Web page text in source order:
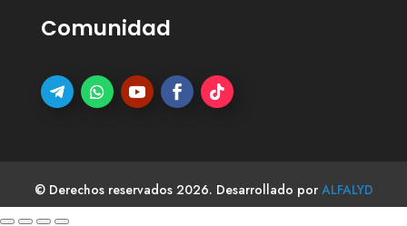
Comunidad
© Derechos reservados 2026. Desarrollado por ALFALYD